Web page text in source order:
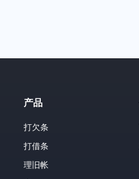
产品
打欠条
打借条
理旧帐